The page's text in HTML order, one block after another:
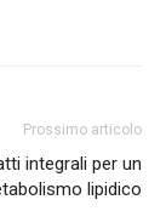
Prossimo articolo
integrali per un
lipidico